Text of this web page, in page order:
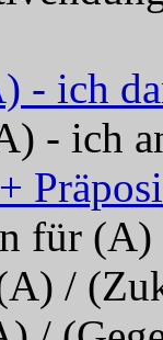
- ich
- ich
für
/